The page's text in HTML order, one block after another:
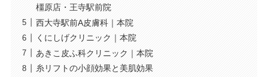
橿原店・王寺駅前院
西大寺駅前A皮膚科｜本院
くにしげクリニック｜本院
あきこ皮ふ科クリニック｜本院
糸リフトの小顔効果と美肌効果